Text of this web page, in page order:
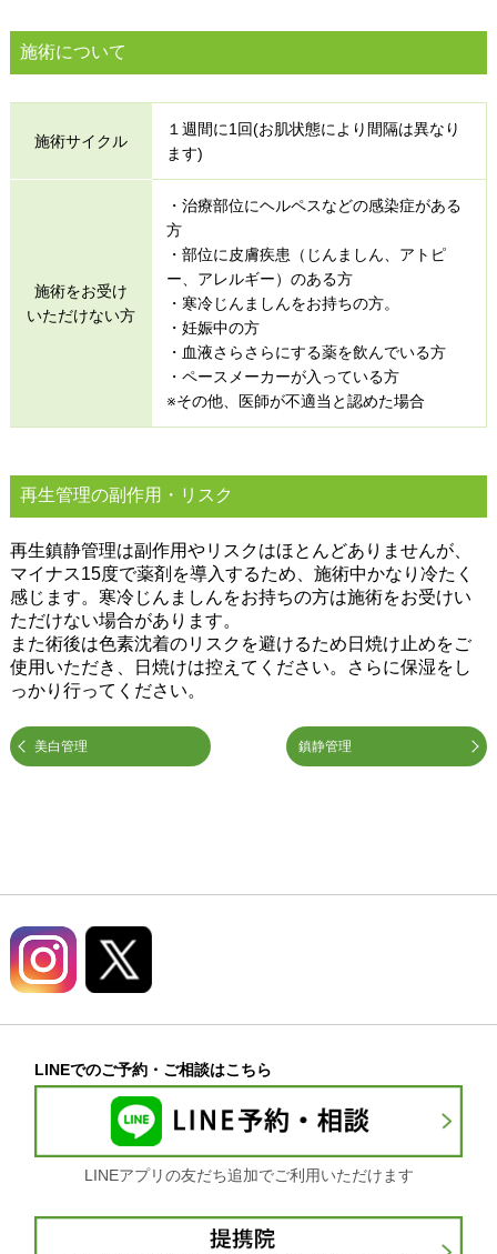
施術について
施術サイクル
１週間に1回(お肌状態により間隔は異なり
ます)
施術をお受け
いただけない方
・治療部位にヘルペスなどの感染症がある
方
・部位に皮膚疾患（じんましん、アトピ
ー、アレルギー）のある方
・寒冷じんましんをお持ちの方。
・妊娠中の方
・血液さらさらにする薬を飲んでいる方
・ペースメーカーが入っている方
※その他、医師が不適当と認めた場合
再生管理の副作用・リスク
再生鎮静管理は副作用やリスクはほとんどありませんが、
マイナス15度で薬剤を導入するため、施術中かなり冷たく
感じます。寒冷じんましんをお持ちの方は施術をお受けい
ただけない場合があります。
また術後は色素沈着のリスクを避けるため日焼け止めをご
使用いただき、日焼けは控えてください。さらに保湿をし
っかり行ってください。
鎮静管理
美白管理
LINEでのご予約・ご相談はこちら
LINEアプリの友だち追加でご利用いただけます